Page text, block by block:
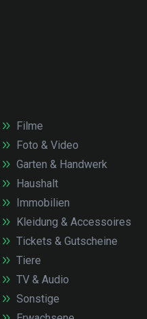
Filme
Foto & Video
Garten & Handwerk
Haushalt
Immobilien
Kleidung & Accessoires
Tickets & Gutscheine
Tiere
TV & Audio
Sonstige